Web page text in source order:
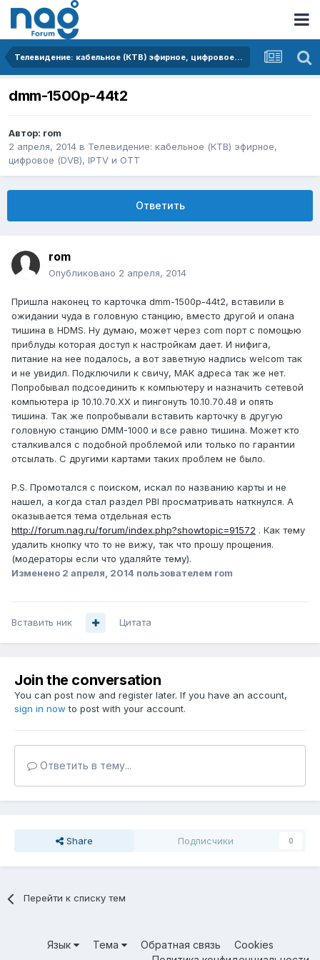
Телевидение: кабельное (КТВ) эфирное, цифровое (DVB), IPTV и OTT
dmm-1500p-44t2
Автор: rom
2 апреля, 2014 в Телевидение: кабельное (КТВ) эфирное,
цифровое (DVB), IPTV и OTT
Ответить
rom
Опубликовано 2 апреля, 2014
Пришла наконец то карточка dmm-1500p-44t2, вставили в
ожидании чуда в головную станцию, вместо другой и опана
тишина в HDMS. Ну думаю, может через com порт с помощью
приблуды которая доступ к настройкам дает. И нифига,
питание на нее подалось, а вот заветную надпись welcom так
и не увидил. Подключили к свичу, МАК адреса так же нет.
Попробывал подсоединить к компьютеру и назначить сетевой
компьютера ip 10.10.70.XX и пингонуть 10.10.70.48 и опять
тишина. Так же попробывали вставить карточку в другую
головную станцию DMM-1000 и все равно тишина. Может кто
сталкивался с подобной проблемой или только по гарантии
отсылать. С другими картами таких проблем не было.
P.S. Промотался с поиском, искал по названию карты и не
нашел, а когда стал раздел PBI просматривать наткнулся. А
оказывается тема отдельная есть
http://forum.nag.ru/forum/index.php?showtopic=91572 . Как тему
удалить кнопку что то не вижу, так что прошу прощения.
(модераторы если что удаляйте тему).
Изменено 2 апреля, 2014 пользователем rom
Вставить ник Цитата
Join the conversation
You can post now and register later. If you have an account,
sign in now to post with your account.
Ответить в тему...
Share Подписчики 0
Перейти к списку тем
Язык Тема Обратная связь
Cookies